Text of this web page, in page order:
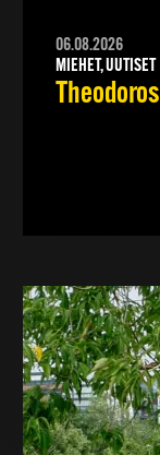
06.08.2026
MIEHET, UUTISET